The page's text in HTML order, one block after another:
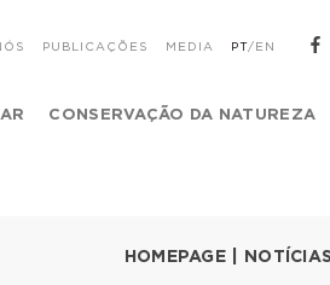
PUBLICAÇÕES MEDIA PT/ EN
CONSERVAÇÃO DA NATUREZA
HOMEPAGE NOTÍCIAS